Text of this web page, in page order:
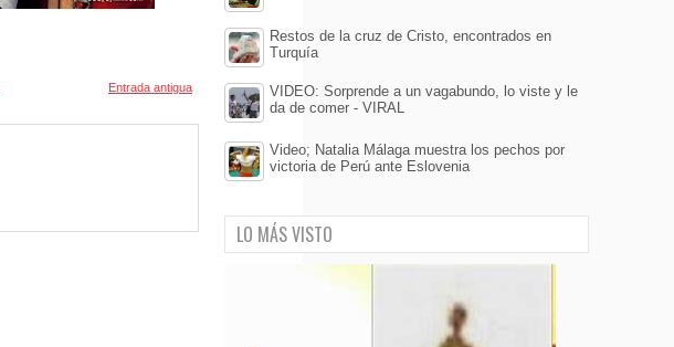
Entrada antigua
Restos de la cruz de Cristo, encontrados en
Turquía
VIDEO: Sorprende a un vagabundo, lo viste y le
da de comer - VIRAL
Video; Natalia Málaga muestra los pechos por
victoria de Perú ante Eslovenia
LO MÁS VISTO